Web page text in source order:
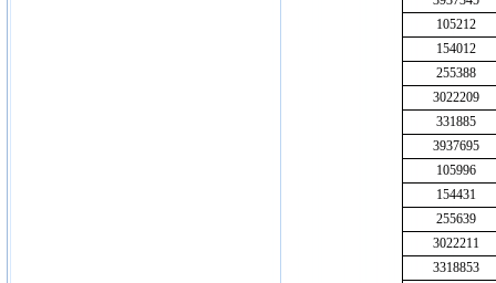
105212
154012
255388
3022209
331885
3937695
105996
154431
255639
3022211
3318853